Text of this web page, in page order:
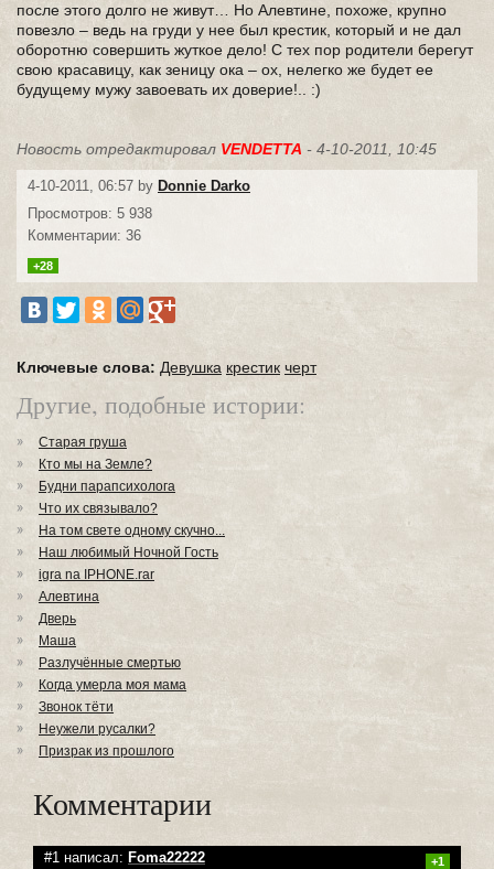
после этого долго не живут… Но Алевтине, похоже, крупно
повезло – ведь на груди у нее был крестик, который и не дал
оборотню совершить жуткое дело! С тех пор родители берегут
свою красавицу, как зеницу ока – ох, нелегко же будет ее
будущему мужу завоевать их доверие!.. :)
Новость отредактировал VENDETTA - 4-10-2011, 10:45
4-10-2011, 06:57 by Donnie Darko
Просмотров: 5 938
Комментарии: 36
+28
Ключевые слова: Девушка крестик черт
Другие, подобные истории:
Старая груша
Кто мы на Земле?
Будни парапсихолога
Что их связывало?
На том свете одному скучно...
Наш любимый Ночной Гость
igra na IPHONE.rar
Алевтина
Дверь
Маша
Разлучённые смертью
Когда умерла моя мама
Звонок тёти
Неужели русалки?
Призрак из прошлого
Комментарии
#1 написал: Foma22222 +1